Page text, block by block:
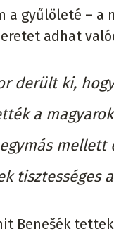
a gyűlöleté – a
adhat
derült ki,
a
mellett
tisztességes
Benešék